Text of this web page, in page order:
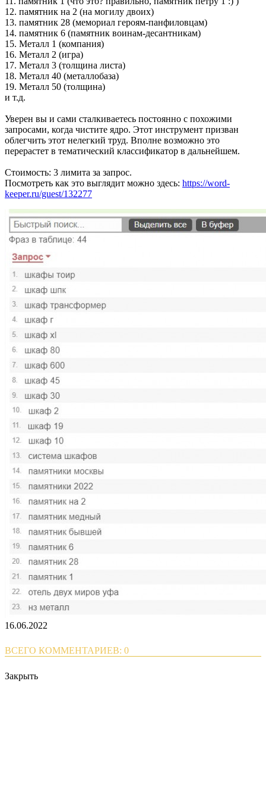
12. памятник на 2 (на могилу двоих)
13. памятник 28 (мемориал героям-панфиловцам)
14. памятник 6 (памятник воинам-десантникам)
15. Металл 1 (компания)
16. Металл 2 (игра)
17. Металл 3 (толщина листа)
18. Металл 40 (металлобаза)
19. Металл 50 (толщина)
и т.д.
Уверен вы и сами сталкиваетесь постоянно с похожими
запросами, когда чистите ядро. Этот инструмент призван
облегчить этот нелегкий труд. Вполне возможно это
перерастет в тематический классификатор в дальнейшем.
Стоимость: 3 лимита за запрос.
Посмотреть как это выглядит можно здесь: https://word-
keeper.ru/guest/132277
16.06.2022
ВСЕГО КОММЕНТАРИЕВ: 0
Закрыть